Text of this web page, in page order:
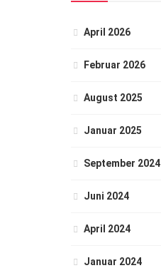
April 2026
Februar 2026
August 2025
Januar 2025
September 2024
Juni 2024
April 2024
Januar 2024